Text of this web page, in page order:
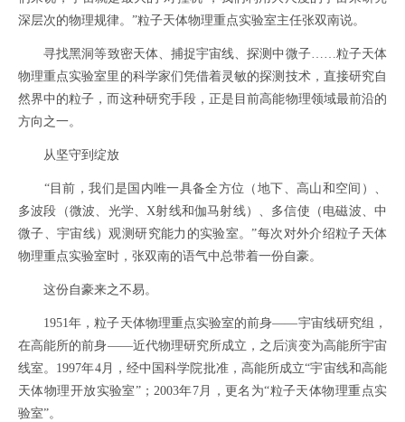
深层次的物理规律。”粒子天体物理重点实验室主任张双南说。
寻找黑洞等致密天体、捕捉宇宙线、探测中微子……粒子天体
物理重点实验室里的科学家们凭借着灵敏的探测技术，直接研究自
然界中的粒子，而这种研究手段，正是目前高能物理领域最前沿的
方向之一。
从坚守到绽放
“目前，我们是国内唯一具备全方位（地下、高山和空间）、
多波段（微波、光学、X射线和伽马射线）、多信使（电磁波、中
微子、宇宙线）观测研究能力的实验室。”每次对外介绍粒子天体
物理重点实验室时，张双南的语气中总带着一份自豪。
这份自豪来之不易。
1951年，粒子天体物理重点实验室的前身——宇宙线研究组，
在高能所的前身——近代物理研究所成立，之后演变为高能所宇宙
线室。1997年4月，经中国科学院批准，高能所成立“宇宙线和高能
天体物理开放实验室”；2003年7月，更名为“粒子天体物理重点实
验室”。